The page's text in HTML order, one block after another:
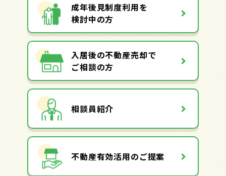
成年後見制度利用を
検討中の方
入居後の不動産売却で
ご相談の方
相談員紹介
不動産有効活用のご提案